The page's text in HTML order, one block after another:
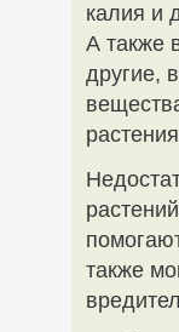
калия и
А также
другие,
также